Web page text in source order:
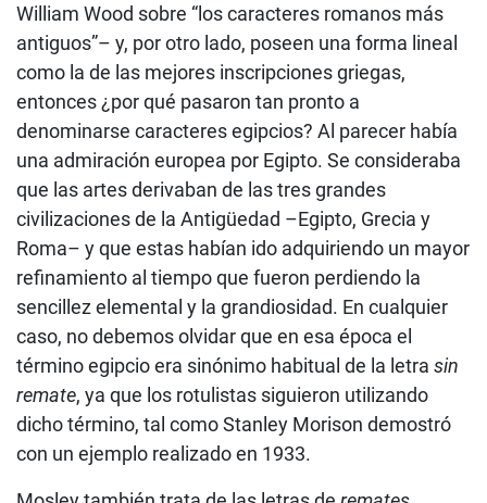
William Wood sobre “los caracteres romanos más
antiguos”– y, por otro lado, poseen una forma lineal
como la de las mejores inscripciones griegas,
entonces ¿por qué pasaron tan pronto a
denominarse caracteres egipcios? Al parecer había
una admiración europea por Egipto. Se consideraba
que las artes derivaban de las tres grandes
civilizaciones de la Antigüedad –Egipto, Grecia y
Roma– y que estas habían ido adquiriendo un mayor
refinamiento al tiempo que fueron perdiendo la
sencillez elemental y la grandiosidad. En cualquier
caso, no debemos olvidar que en esa época el
término egipcio era sinónimo habitual de la letra sin
remate, ya que los rotulistas siguieron utilizando
dicho término, tal como Stanley Morison demostró
con un ejemplo realizado en 1933.